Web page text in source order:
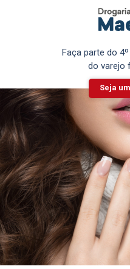
Faça parte do
do varejo
Seja